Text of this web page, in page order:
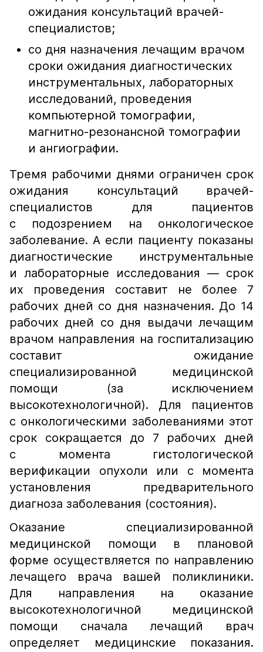
ожидания консультаций врачей-
специалистов;
со дня назначения лечащим врачом
сроки ожидания диагностических
инструментальных, лабораторных
исследований, проведения
компьютерной томографии,
магнитно-резонансной томографии
и ангиографии.
Тремя рабочими днями ограничен срок
ожидания консультаций врачей-
специалистов для пациентов
с подозрением на онкологическое
заболевание. А если пациенту показаны
диагностические инструментальные
и лабораторные исследования — срок
их проведения составит не более 7
рабочих дней со дня назначения. До 14
рабочих дней со дня выдачи лечащим
врачом направления на госпитализацию
составит ожидание
специализированной медицинской
помощи (за исключением
высокотехнологичной). Для пациентов
с онкологическими заболеваниями этот
срок сокращается до 7 рабочих дней
с момента гистологической
верификации опухоли или с момента
установления предварительного
диагноза заболевания (состояния).
Оказание специализированной
медицинской помощи в плановой
форме осуществляется по направлению
лечащего врача вашей поликлиники.
Для направления на оказание
высокотехнологичной медицинской
помощи сначала лечащий врач
определяет медицинские показания.